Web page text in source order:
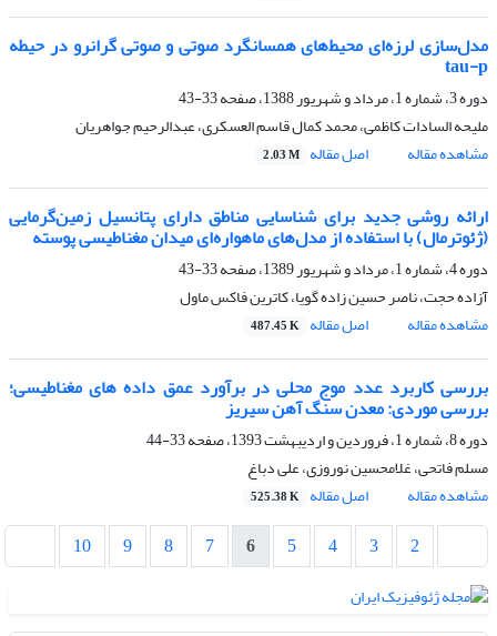
مد‌ل‌سازی لرزه‌ای محیط‌های همسانگرد صوتی و صوتی گرانرو در حیطه
tau-p
دوره 3، شماره 1، مرداد و شهریور 1388، صفحه
33-43
ملیحه السادات کاظمی، محمد کمال قاسم العسکری، عبدالرحیم جواهریان
مشاهده مقاله
اصل مقاله 2.03 M
ارائه روشی جدید برای شناسایی مناطق دارای پتانسیل زمین‌گرمایی
(ژئوترمال) با استفاده از مدل‌های ماهواره‌ای میدان مغناطیسی پوسته
دوره 4، شماره 1، مرداد و شهریور 1389، صفحه
33-43
آزاده حجت، ناصر حسین زاده گویا، کاترین فاکس ماول
مشاهده مقاله
اصل مقاله 487.45 K
بررسی کاربرد عدد موج محلی در برآورد عمق داده های مغناطیسی؛
بررسی موردی: معدن سنگ آهن سیریز
دوره 8، شماره 1، فروردین و اردیبهشت 1393، صفحه
33-44
مسلم فاتحی، غلامحسین نوروزی، علی دباغ
مشاهده مقاله
اصل مقاله 525.38 K
2
3
4
5
6
7
8
9
10